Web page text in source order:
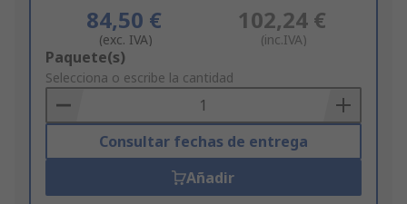
84,50 €
(exc. IVA)
102,24 €
(inc.IVA)
Add
to
Basket
Paquete(s)
Selecciona o escribe la cantidad
Consultar fechas de entrega
Añadir